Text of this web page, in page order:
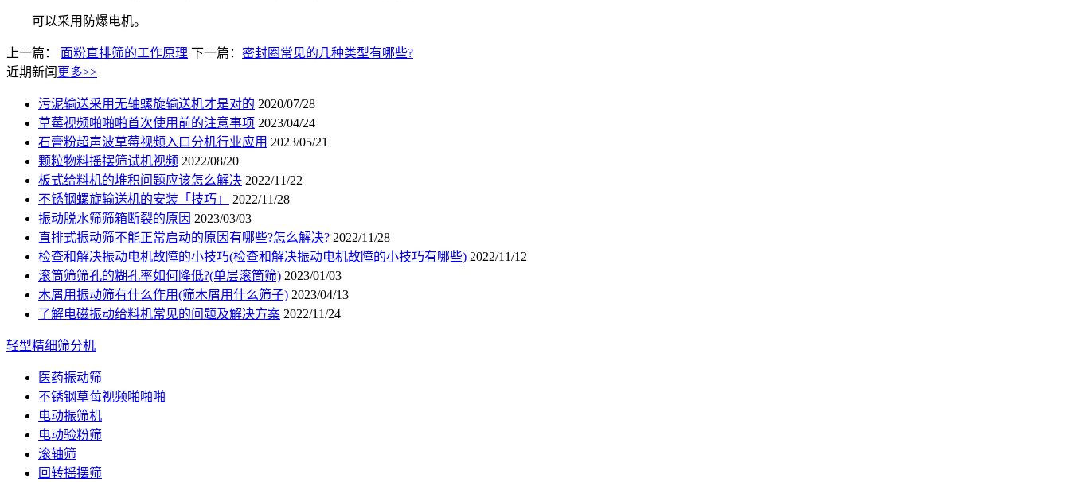
可以采用防爆电机。
上一篇： 面粉直排筛的工作原理 下一篇： 密封圈常见的几种类型有哪些?
近期新闻 更多>>
污泥输送采用无轴螺旋输送机才是对的 2020/07/28
草莓视频啪啪啪首次使用前的注意事项 2023/04/24
石膏粉超声波草莓视频入口分机行业应用 2023/05/21
颗粒物料摇摆筛试机视频 2022/08/20
板式给料机的堆积问题应该怎么解决 2022/11/22
不锈钢螺旋输送机的安装「技巧」
2022/11/28
振动脱水筛筛箱断裂的原因 2023/03/03
直排式振动筛不能正常启动的原因有哪些?怎么解决? 2022/11/28
检查和解决振动电机故障的小技巧(检查和解决振动电机故障的小技巧有哪些) 2022/11/12
滚筒筛筛孔的糊孔率如何降低?(单层滚筒筛) 2023/01/03
木屑用振动筛有什么作用(筛木屑用什么筛子) 2023/04/13
了解电磁振动给料机常见的问题及解决方案 2022/11/24
轻型精细筛分机
医药振动筛
不锈钢草莓视频啪啪啪
电动振筛机
电动验粉筛
滚轴筛
回转摇摆筛